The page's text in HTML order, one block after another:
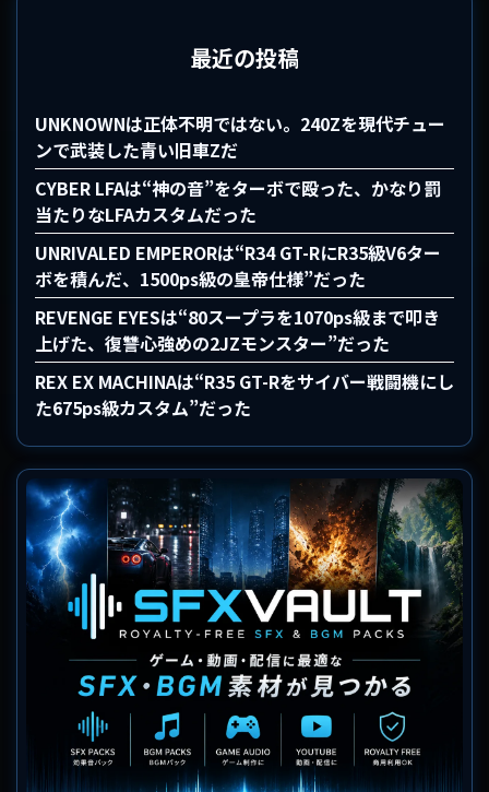
最近の投稿
UNKNOWNは正体不明ではない。240Zを現代チュー
ンで武装した青い旧車Zだ
CYBER LFAは“神の音”をターボで殴った、かなり罰
当たりなLFAカスタムだった
UNRIVALED EMPERORは“R34 GT-RにR35級V6ター
ボを積んだ、1500ps級の皇帝仕様”だった
REVENGE EYESは“80スープラを1070ps級まで叩き
上げた、復讐心強めの2JZモンスター”だった
REX EX MACHINAは“R35 GT-Rをサイバー戦闘機にし
た675ps級カスタム”だった